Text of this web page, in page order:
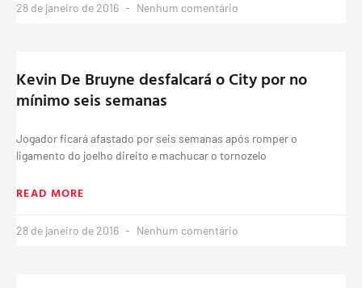
28 de janeiro de 2016 Nenhum comentário
Kevin De Bruyne desfalcará o City por no
mínimo seis semanas
Jogador ficará afastado por seis semanas após romper o
ligamento do joelho direito e machucar o tornozelo
READ MORE
28 de janeiro de 2016 Nenhum comentário